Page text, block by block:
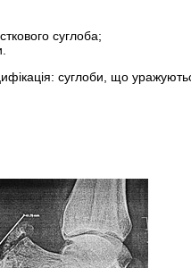
суглоба;
суглоби, що